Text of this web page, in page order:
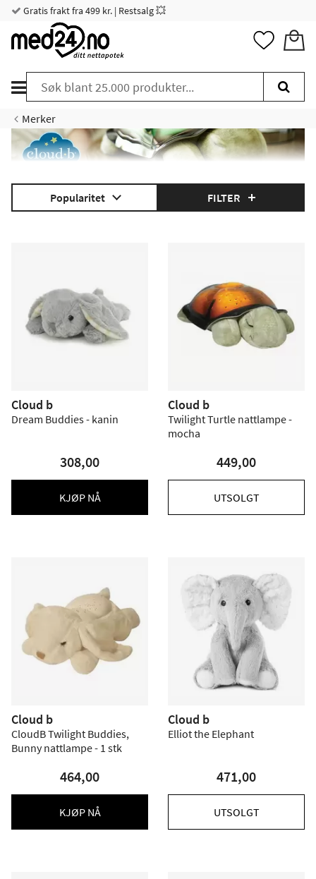
Gratis frakt fra 499 kr. | Restsalg 💥
Merker
Popularitet FILTER
Cloud b
Dream Buddies - kanin
308,00
KJØP NÅ
Cloud b
Twilight Turtle nattlampe -
mocha
449,00
UTSOLGT
Cloud b
CloudB Twilight Buddies,
Bunny nattlampe - 1 stk
464,00
KJØP NÅ
Cloud b
Elliot the Elephant
471,00
UTSOLGT